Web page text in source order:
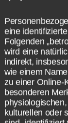
wird
gibt es bei
des
eine
Folgenden
wird eine
indirekt,
wie einem
zu einer Online-
besonderen
kulturellen oder